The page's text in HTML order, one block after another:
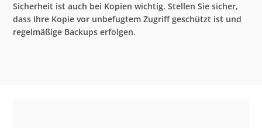
Sicherheit ist auch bei Kopien wichtig. Stellen Sie sicher,
dass Ihre Kopie vor unbefugtem Zugriff geschützt ist und
regelmäßige Backups erfolgen.